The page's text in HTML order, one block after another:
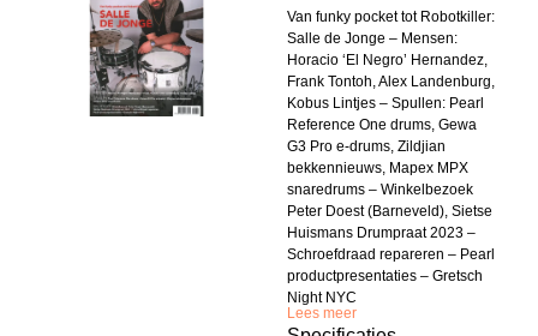
Van funky pocket tot Robotkiller:
Salle de Jonge – Mensen:
Horacio ‘El Negro’ Hernandez,
Frank Tontoh, Alex Landenburg,
Kobus Lintjes – Spullen: Pearl
Reference One drums, Gewa
G3 Pro e-drums, Zildjian
bekkennieuws, Mapex MPX
snaredrums – Winkelbezoek
Peter Doest (Barneveld), Sietse
Huismans Drumpraat 2023 –
Schroefdraad repareren – Pearl
productpresentaties – Gretsch
Night NYC
Lees meer